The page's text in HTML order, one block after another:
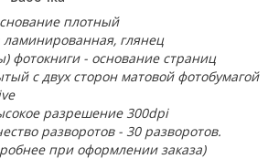
плотный
ламинированная, глянец
фотокниги - основание страниц
с двух сторон матовой фотобумагой
разрешение 300dpi
разворотов - 30 разворотов.
при оформлении заказа)